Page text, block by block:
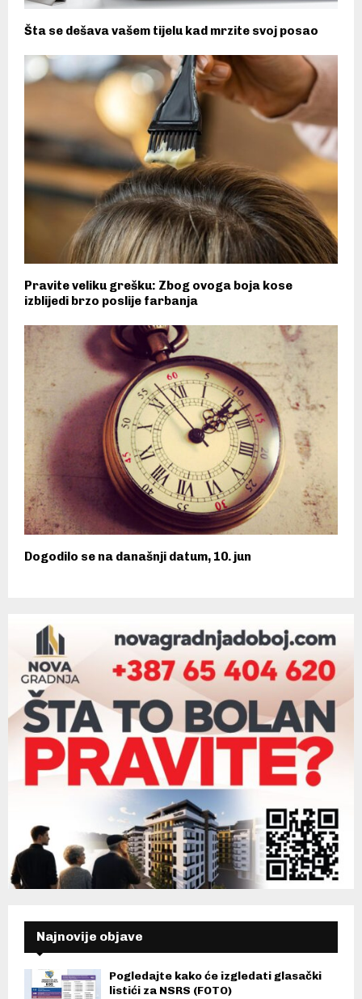
Šta se dešava vašem tijelu kad mrzite svoj posao
Pravite veliku grešku: Zbog ovoga boja kose
izblijedi brzo poslije farbanja
Dogodilo se na današnji datum, 10. jun
Najnovije objave
Pogledajte kako će izgledati glasački
listići za NSRS (FOTO)